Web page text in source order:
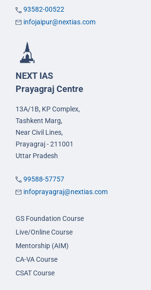
93582-00522
infojaipur@nextias.com
NEXT IAS
Prayagraj Centre
13A/1B, KP Complex,
Tashkent Marg,
Near Civil Lines,
Prayagraj - 211001
Uttar Pradesh
99588-57757
infoprayagraj@nextias.com
GS Foundation Course
Live/Online Course
Mentorship (AIM)
CA-VA Course
CSAT Course